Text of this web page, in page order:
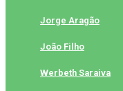
Jorge Aragão
João Filho
Werbeth Saraiva